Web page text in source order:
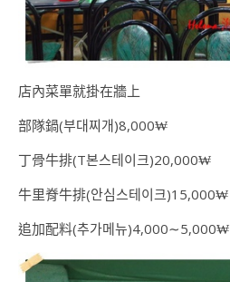
店內菜單就掛在牆上
部隊鍋(부대찌개)8,000₩
丁骨牛排(T본스테이크)20,000₩
牛里脊牛排(안심스테이크)15,000₩
追加配料(추가메뉴)4,000∼5,000₩